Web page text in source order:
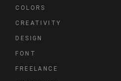
COLORS
CREATIVITY
DESIGN
FONT
FREELANCE